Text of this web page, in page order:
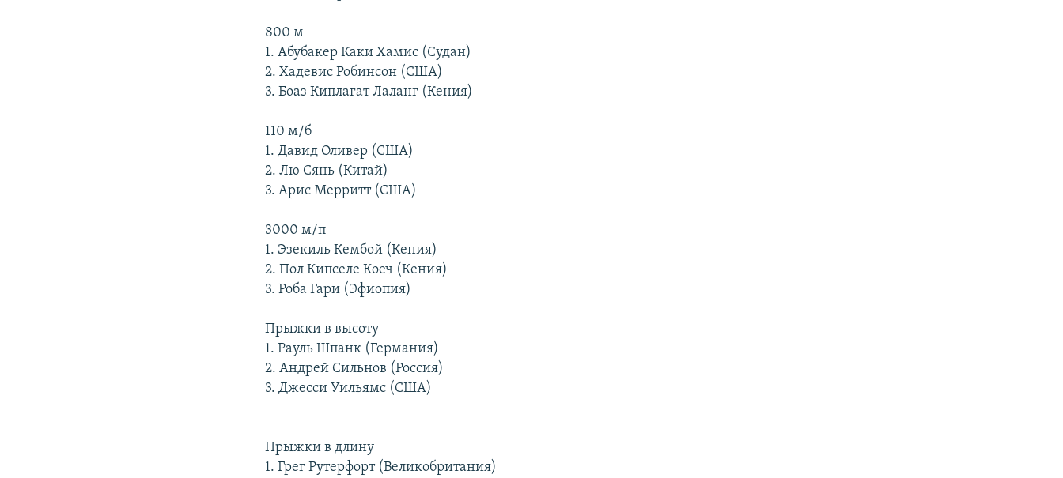
800 м
1. Абубакер Каки Хамис (Судан)
2. Хадевис Робинсон (США)
3. Боаз Киплагат Лаланг (Кения)
110 м/б
1. Давид Оливер (США)
2. Лю Сянь (Китай)
3. Арис Мерритт (США)
3000 м/п
1. Эзекиль Кембой (Кения)
2. Пол Кипселе Коеч (Кения)
3. Роба Гари (Эфиопия)
Прыжки в высоту
1. Рауль Шпанк (Германия)
2. Андрей Сильнов (Россия)
3. Джесси Уильямс (США)
Прыжки в длину
1. Грег Рутерфорт (Великобритания)